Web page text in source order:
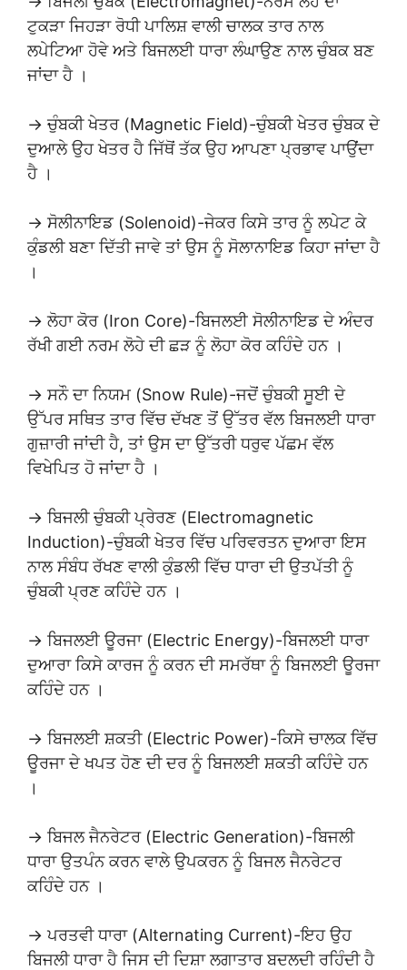
ਟੁਕੜਾ ਜਿਹੜਾ ਰੋਧੀ ਪਾਲਿਸ਼ ਵਾਲੀ ਚਾਲਕ ਤਾਰ ਨਾਲ
ਲਪੇਟਿਆ ਹੋਵੇ ਅਤੇ ਬਿਜਲਈ ਧਾਰਾ ਲੰਘਾਉਣ ਨਾਲ ਚੁੰਬਕ ਬਣ
ਜਾਂਦਾ ਹੈ ।
→ ਚੁੰਬਕੀ ਖੇਤਰ (Magnetic Field)-ਚੁੰਬਕੀ ਖੇਤਰ ਚੁੰਬਕ ਦੇ
ਦੁਆਲੇ ਉਹ ਖੇਤਰ ਹੈ ਜਿੱਥੋਂ ਤੱਕ ਉਹ ਆਪਣਾ ਪ੍ਰਭਾਵ ਪਾਉਂਦਾ
ਹੈ ।
→ ਸੋਲੀਨਾਇਡ (Solenoid)-ਜੇਕਰ ਕਿਸੇ ਤਾਰ ਨੂੰ ਲਪੇਟ ਕੇ
ਕੁੰਡਲੀ ਬਣਾ ਦਿੱਤੀ ਜਾਵੇ ਤਾਂ ਉਸ ਨੂੰ ਸੋਲਾਨਾਇਡ ਕਿਹਾ ਜਾਂਦਾ ਹੈ
।
→ ਲੋਹਾ ਕੋਰ (Iron Core)-ਬਿਜਲਈ ਸੋਲੀਨਾਇਡ ਦੇ ਅੰਦਰ
ਰੱਖੀ ਗਈ ਨਰਮ ਲੋਹੇ ਦੀ ਛੜ ਨੂੰ ਲੋਹਾ ਕੋਰ ਕਹਿੰਦੇ ਹਨ ।
→ ਸਨੌ ਦਾ ਨਿਯਮ (Snow Rule)-ਜਦੋਂ ਚੁੰਬਕੀ ਸੂਈ ਦੇ
ਉੱਪਰ ਸਥਿਤ ਤਾਰ ਵਿੱਚ ਦੱਖਣ ਤੋਂ ਉੱਤਰ ਵੱਲ ਬਿਜਲਈ ਧਾਰਾ
ਗੁਜ਼ਾਰੀ ਜਾਂਦੀ ਹੈ, ਤਾਂ ਉਸ ਦਾ ਉੱਤਰੀ ਧਰੁਵ ਪੱਛਮ ਵੱਲ
ਵਿਖੇਪਿਤ ਹੋ ਜਾਂਦਾ ਹੈ ।
→ ਬਿਜਲੀ ਚੁੰਬਕੀ ਪ੍ਰੇਰਣ (Electromagnetic
Induction)-ਚੁੰਬਕੀ ਖੇਤਰ ਵਿੱਚ ਪਰਿਵਰਤਨ ਦੁਆਰਾ ਇਸ
ਨਾਲ ਸੰਬੰਧ ਰੱਖਣ ਵਾਲੀ ਕੁੰਡਲੀ ਵਿੱਚ ਧਾਰਾ ਦੀ ਉਤਪੱਤੀ ਨੂੰ
ਚੁੰਬਕੀ ਪ੍ਰਣ ਕਹਿੰਦੇ ਹਨ ।
→ ਬਿਜਲਈ ਊਰਜਾ (Electric Energy)-ਬਿਜਲਈ ਧਾਰਾ
ਦੁਆਰਾ ਕਿਸੇ ਕਾਰਜ ਨੂੰ ਕਰਨ ਦੀ ਸਮਰੱਥਾ ਨੂੰ ਬਿਜਲਈ ਊਰਜਾ
ਕਹਿੰਦੇ ਹਨ ।
→ ਬਿਜਲਈ ਸ਼ਕਤੀ (Electric Power)-ਕਿਸੇ ਚਾਲਕ ਵਿੱਚ
ਊਰਜਾ ਦੇ ਖਪਤ ਹੋਣ ਦੀ ਦਰ ਨੂੰ ਬਿਜਲਈ ਸ਼ਕਤੀ ਕਹਿੰਦੇ ਹਨ
।
→ ਬਿਜਲ ਜੈਨਰੇਟਰ (Electric Generation)-ਬਿਜਲੀ
ਧਾਰਾ ਉਤਪੰਨ ਕਰਨ ਵਾਲੇ ਉਪਕਰਨ ਨੂੰ ਬਿਜਲ ਜੈਨਰੇਟਰ
ਕਹਿੰਦੇ ਹਨ ।
→ ਪਰਤਵੀ ਧਾਰਾ (Alternating Current)-ਇਹ ਉਹ
ਬਿਜਲੀ ਧਾਰਾ ਹੈ ਜਿਸ ਦੀ ਦਿਸ਼ਾ ਲਗਾਤਾਰ ਬਦਲਦੀ ਰਹਿੰਦੀ ਹੈ